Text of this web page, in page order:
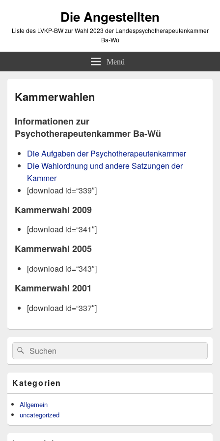
Die Angestellten
Liste des LVKP-BW zur Wahl 2023 der Landespsychotherapeutenkammer
Ba-Wü
Menü
Kammerwahlen
Informationen zur
Psychotherapeutenkammer Ba-Wü
Die Aufgaben der Psychotherapeutenkammer
Die Wahlordnung und andere Satzungen der
Kammer
[download id=“339″]
Kammerwahl 2009
[download id=“341″]
Kammerwahl 2005
[download id=“343″]
Kammerwahl 2001
[download id=“337″]
Primärer
Seitenleisten-
Widgetbereich
Suchen
nach:
Suchen
Kategorien
Allgemein
uncategorized